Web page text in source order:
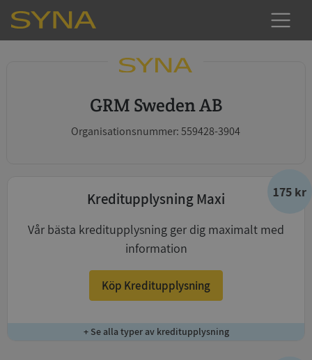
GRM Sweden AB
Organisationsnummer: 559428-3904
175 kr
Kreditupplysning Maxi
Vår bästa kreditupplysning ger dig maximalt med
information
Köp Kreditupplysning
+ Se alla typer av kreditupplysning